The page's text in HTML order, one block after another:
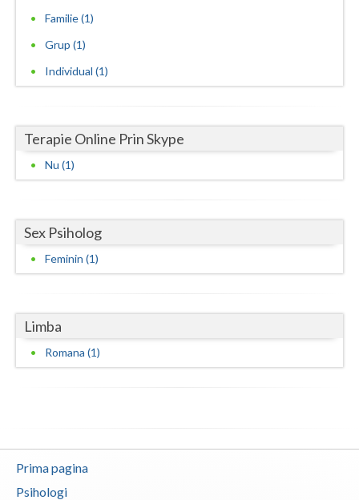
Sibiu
Suceava
Tulcea
Valcea
Vrancea
Familie (1)
Grup (1)
Individual (1)
Terapie Online Prin Skype
Nu (1)
Sex Psiholog
Feminin (1)
Limba
Romana (1)
Prima pagina
Psihologi